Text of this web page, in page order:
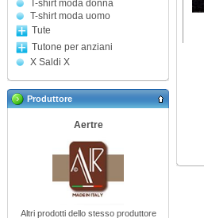
T-shirt moda donna
T-shirt moda uomo
Tute
Tutone per anziani
X Saldi X
Produttore
Aertre
Altri prodotti dello stesso produttore